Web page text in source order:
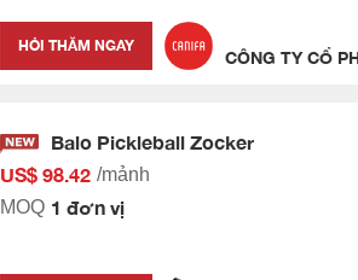
HỎI THĂM NGAY
CÔNG TY CỔ
Balo Pickleball Zocker
US$ 98.42 /mảnh
MOQ 1 đơn vị